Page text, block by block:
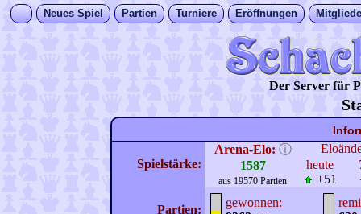
Neues Spiel Partien Turniere Eröffnungen
Der Server für
Spielstärke:
Arena-Elo: ⓘ
1587
aus 19570 Partien
heute
+51
Partien:
gewonnen: